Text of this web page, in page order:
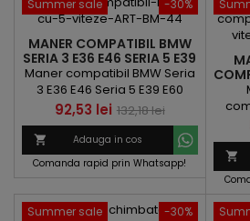
-30%
Summer sale
MANER COMPATIBIL BMW
SERIA 3 E36 E46 SERIA 5 E39
E60 SERIA 7 E38 X5 E53 5
VITEZE
Maner compatibil BMW Seria
3 E36 E46 Seria 5 E39 E60
SERIA 7 E38 X5 E53 5 viteze
Pret
92,53 lei Pret
de
baza
132,18 lei

Adauga in cos
Comanda rapid prin Whatsapp!
5

-30%
Summer sale